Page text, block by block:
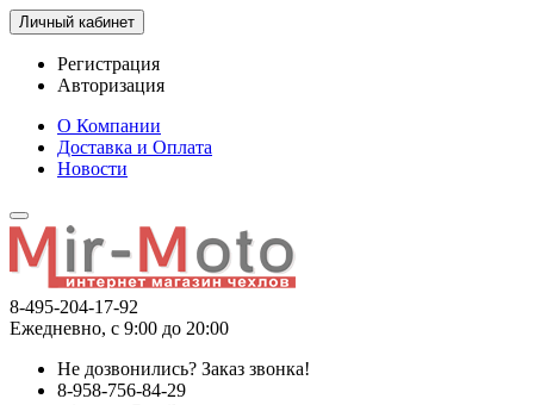
Личный кабинет
Регистрация
Авторизация
О Компании
Доставка и Оплата
Новости
8-495-204-17-92
Ежедневно, с 9:00 до 20:00
Не дозвонились? Заказ звонка!
8-958-756-84-29